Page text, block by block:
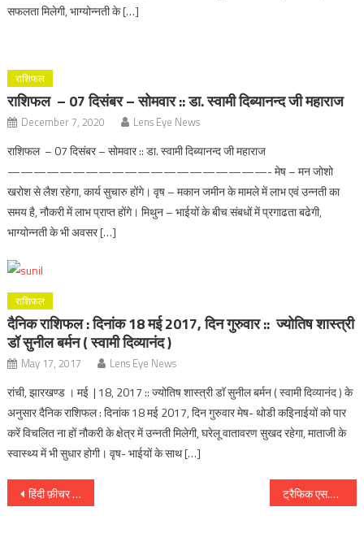
सफलता मिलेगी, भाग्योन्नती के […]
राशिफल
राशिफल – 07 दिसंबर – सोमवार :: डा. स्वामी दिब्यानन्द जी महाराज
December 7, 2020 Lens Eye News
राशिफल – 07 दिसंबर – सोमवार :: डा. स्वामी दिब्यानन्द जी महाराज
————————————————————- मेष – मन जोशो
खरोश से लैश रहेगा, कार्य सुचारु होंगे। वृष – मकान जमीन के मामले में लाभ एवं उन्नती का
समय है, नौकरी में लाभ प्राप्त होंगे। मिथुन – भाईयों के बीच संबधों में प्रगाढता बढेगी,
भाग्योन्नती के भी अवसर […]
राशिफल
दैनिक राशिफल : दिनांक 18 मई 2017, दिन गुरुवार :: ज्योतिष शास्त्री
डॉ सुनील बर्मन ( स्वामी दिव्यानंद )
May 17, 2017 Lens Eye News
रांची, झारखण्ड । मई | 18, 2017 :: ज्योतिष शास्त्री डॉ सुनील बर्मन ( स्वामी दिव्यानंद ) के
अनुसार दैनिक राशिफल : दिनांक 18 मई 2017, दिन गुरुवार मेष- थोडी कइिनाईयों को पार
करें विचलित ना हों नौकरी के क्षेत्र में उन्नती मिलेगी, घरेलू वातावरण सुखद रहेगा, माताजी के
स्वास्थ्य में भी सुधार होगी। वृष- भाईयों के साथ […]
Post
हिंदी फ़ीचर फ़िल्म यंग इंडिया का हुआ शुभ मुहूर्त ट्रैफिक एस.पी संजय रंजन सिंह ने एक्सपो के बाइक रैली को दिखाई हरी झंडी :: ट्रैफिक नियमों का पालन करने की दी सलाह